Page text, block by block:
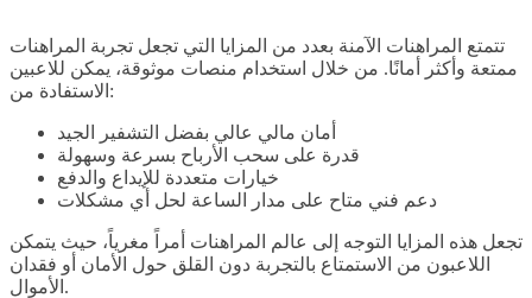
تتمتع المراهنات الآمنة بعدد من المزايا التي تجعل تجربة المراهنات
ممتعة وأكثر أمانًا. من خلال استخدام منصات موثوقة، يمكن للاعبين
الاستفادة من:
أمان مالي عالي بفضل التشفير الجيد
قدرة على سحب الأرباح بسرعة وسهولة
خيارات متعددة للإيداع والدفع
دعم فني متاح على مدار الساعة لحل أي مشكلات
تجعل هذه المزايا التوجه إلى عالم المراهنات أمراً مغرياً، حيث يتمكن
اللاعبون من الاستمتاع بالتجربة دون القلق حول الأمان أو فقدان
الأموال.